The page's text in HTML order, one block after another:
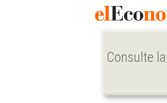
Consulte